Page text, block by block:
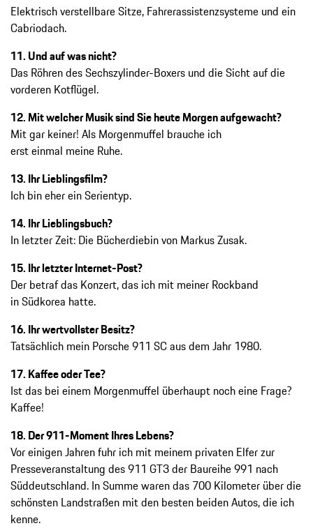
Elektrisch verstellbare Sitze, Fahrerassistenzsysteme und ein
Cabriodach.
11. Und auf was nicht?
Das Röhren des Sechszylinder-Boxers und die Sicht auf die
vorderen Kotflügel.
12. Mit welcher Musik sind Sie heute Morgen aufgewacht?
Mit gar keiner! Als Morgenmuffel brauche ich
erst einmal meine Ruhe.
13. Ihr Lieblingsfilm?
Ich bin eher ein Serientyp.
14. Ihr Lieblingsbuch?
In letzter Zeit: Die Bücherdiebin von Markus Zusak.
15. Ihr letzter Internet-Post?
Der betraf das Konzert, das ich mit meiner Rockband
in Südkorea hatte.
16. Ihr wertvollster Besitz?
Tatsächlich mein Porsche 911 SC aus dem Jahr 1980.
17. Kaffee oder Tee?
Ist das bei einem Morgenmuffel überhaupt noch eine Frage?
Kaffee!
18. Der 911-Moment Ihres Lebens?
Vor einigen Jahren fuhr ich mit meinem privaten Elfer zur
Presseveranstaltung des 911 GT3 der Baureihe 991 nach
Süddeutschland. In Summe waren das 700 Kilometer über die
schönsten Landstraßen mit den besten beiden Autos, die ich
kenne.